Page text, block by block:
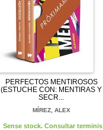
PERFECTOS MENTIROSOS
(ESTUCHE CON: MENTIRAS Y
SECR...
MÍREZ, ALEX
Sense stock. Consultar terminis